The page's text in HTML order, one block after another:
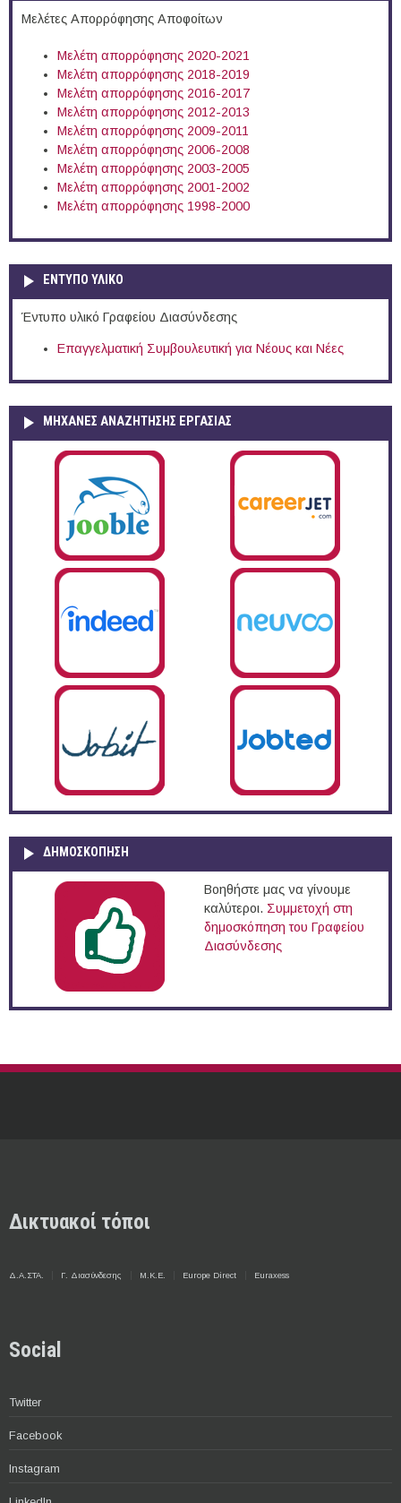
Μελέτες Απορρόφησης Αποφοίτων
Μελέτη απορρόφησης 2020-2021
Μελέτη απορρόφησης 2018-2019
Μελέτη απορρόφησης 2016-2017
Μελέτη απορρόφησης 2012-2013
Μελέτη απορρόφησης 2009-2011
Μελέτη απορρόφησης 2006-2008
Μελέτη απορρόφησης 2003-2005
Μελέτη απορρόφησης 2001-2002
Μελέτη απορρόφησης 1998-2000
ΕΝΤΥΠΟ ΥΛΙΚΟ
Έντυπο υλικό Γραφείου Διασύνδεσης
Επαγγελματική Συμβουλευτική για Νέους και Νέες
ΜΗΧΑΝΕΣ ΑΝΑΖΗΤΗΣΗΣ ΕΡΓΑΣΙΑΣ
ΔΗΜΟΣΚΌΠΗΣΗ
Βοηθήστε μας να γίνουμε
καλύτεροι. Συμμετοχή στη
δημοσκόπηση του Γραφείου
Διασύνδεσης
Δικτυακοί τόποι
Δ.Α.ΣΤΑ. Γ. Διασύνδεσης Μ.Κ.Ε. Europe Direct Euraxess
Social
Twitter
Facebook
Instagram